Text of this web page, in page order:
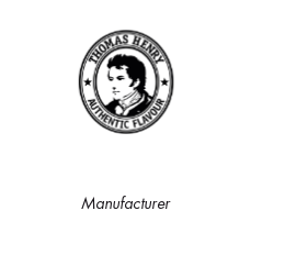
Manufacturer